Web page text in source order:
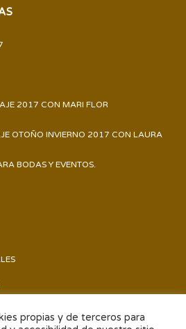
2017 CON MARI FLOR
OTOÑO INVIERNO 2017 CON LAURA
BODAS Y EVENTOS.
propias y de terceros para